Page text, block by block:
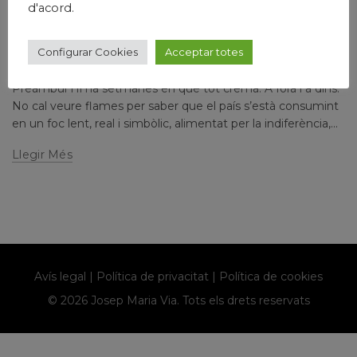
CRÒNICA D’UNA SETMANA DE JULIOL DE 2025.
Escrit perjosepmariavia 1 comment
Preàmbul Hi ha setmanes en què tot crema. A fora i a dins.
No cal veure flames per saber que el país s’està consumint
en un foc lent, real i simbòlic, alimentat per la indiferència,...
Llegir Més
© 2026 Josep Maria Via. Tots els drets reservats
Avís legal | Política de privacitat | Política de cookies
d'acord.
Configurar Cookies Acceptar totes